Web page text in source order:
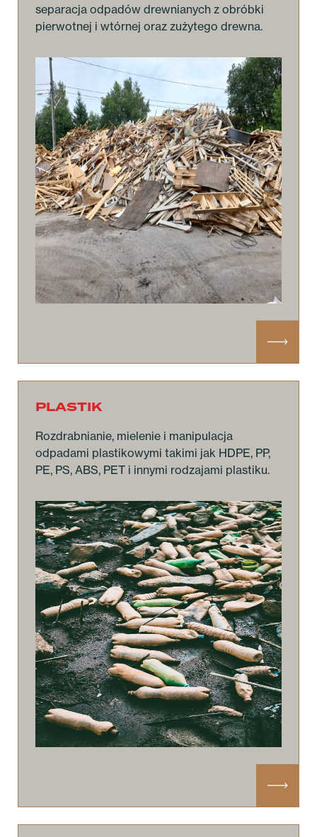
separacja odpadów drewnianych z obróbki
pierwotnej i wtórnej oraz zużytego drewna.
PLASTIK
Rozdrabnianie, mielenie i manipulacja
odpadami plastikowymi takimi jak HDPE, PP,
PE, PS, ABS, PET i innymi rodzajami plastiku.